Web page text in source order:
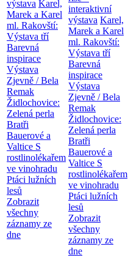
výstava Karel,
Marek a Karel
ml. Rakovští:
Výstava tří
Barevná
inspirace
Výstava
Zjevně / Bela
Remak
Židlochovice:
Zelená perla
Bratři
Bauerové a
Valtice S
rostlinolékařem
ve vinohradu
Ptáci lužních
lesů
Zobrazit
všechny
záznamy ze
dne
interaktivní
výstava Karel,
Marek a Karel
ml. Rakovští:
Výstava tří
Barevná
inspirace
Výstava
Zjevně / Bela
Remak
Židlochovice:
Zelená perla
Bratři
Bauerové a
Valtice S
rostlinolékařem
ve vinohradu
Ptáci lužních
lesů
Zobrazit
všechny
záznamy ze
dne